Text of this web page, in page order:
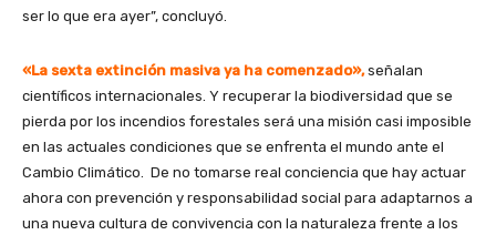
ser lo que era ayer”, concluyó.
«La sexta extinción masiva ya ha comenzado», señalan
científicos internacionales. Y recuperar la biodiversidad que se
pierda por los incendios forestales será una misión casi imposible
en las actuales condiciones que se enfrenta el mundo ante el
Cambio Climático. De no tomarse real conciencia que hay actuar
ahora con prevención y responsabilidad social para adaptarnos a
una nueva cultura de convivencia con la naturaleza frente a los